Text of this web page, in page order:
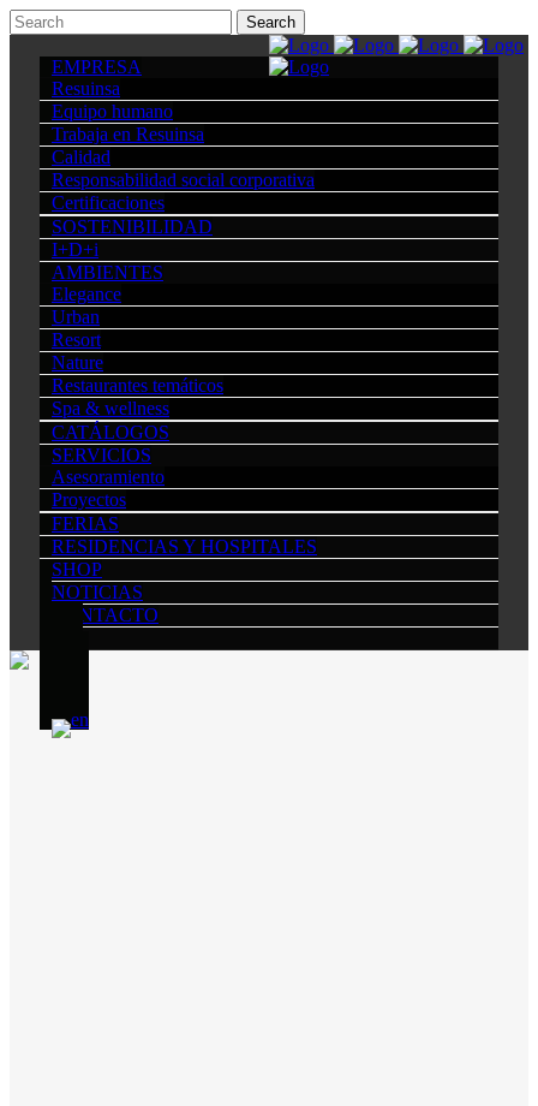
EMPRESA
Resuinsa
Equipo humano
Trabaja en Resuinsa
Calidad
Responsabilidad social corporativa
Certificaciones
SOSTENIBILIDAD
I+D+i
AMBIENTES
Elegance
Urban
Resort
Nature
Restaurantes temáticos
Spa & wellness
CATÁLOGOS
SERVICIOS
Asesoramiento
Proyectos
FERIAS
RESIDENCIAS Y HOSPITALES
SHOP
NOTICIAS
CONTACTO